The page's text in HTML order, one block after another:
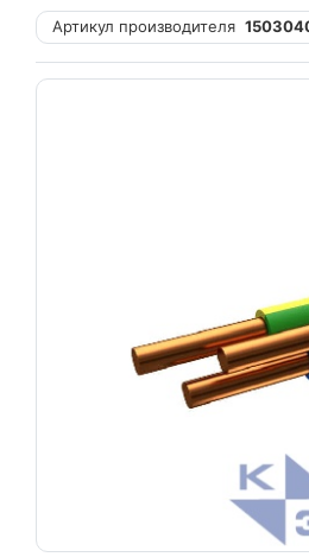
Артикул производителя